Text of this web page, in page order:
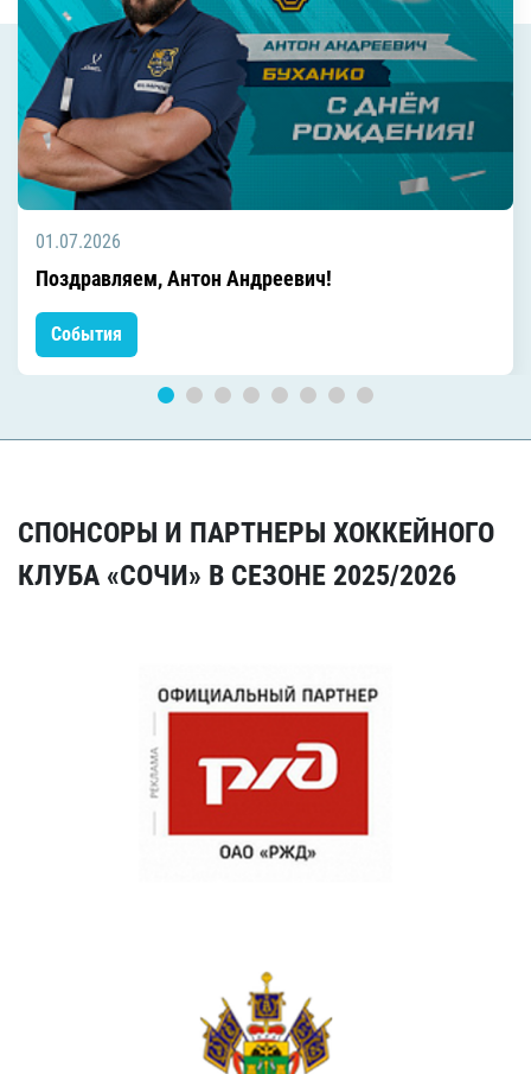
01.07.2026
Поздравляем, Антон Андреевич!
События
СПОНСОРЫ И ПАРТНЕРЫ ХОККЕЙНОГО
КЛУБА «СОЧИ» В СЕЗОНЕ 2025/2026